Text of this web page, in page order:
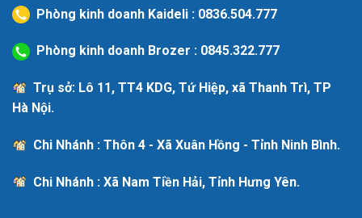
Phòng kinh doanh Kaideli : 0836.504.777
Phòng kinh doanh Brozer : 0845.322.777
Trụ sở: Lô 11, TT4 KDG, Tứ Hiệp, xã Thanh Trì, TP
Hà Nội.
Chi Nhánh : Thôn 4 - Xã Xuân Hồng - Tỉnh Ninh Bình.
Chi Nhánh : Xã Nam Tiền Hải, Tỉnh Hưng Yên.